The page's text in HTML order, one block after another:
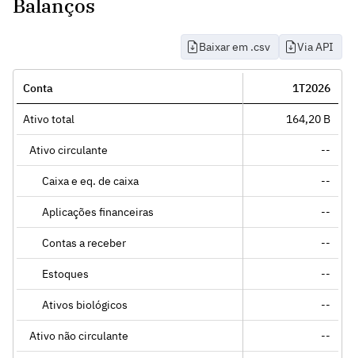
Balanços
Baixar em .csv Via API
Conta 1T2026
Ativo total 164,20 B
Ativo circulante --
Caixa e eq. de caixa --
Aplicações financeiras --
Contas a receber --
Estoques --
Ativos biológicos --
Ativo não circulante --